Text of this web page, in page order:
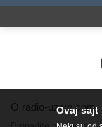
O radio-uzivo.com
Ovaj sajt